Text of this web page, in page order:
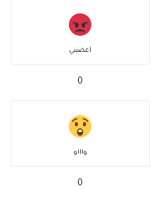
أغضبني
0
واااو
0